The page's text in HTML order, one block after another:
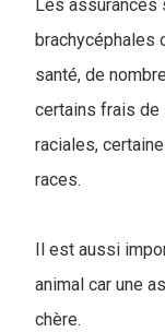
Les assurances
brachycéphales
santé, de
certains frais
raciales,
races.
Il est aussi
animal car une
chère.